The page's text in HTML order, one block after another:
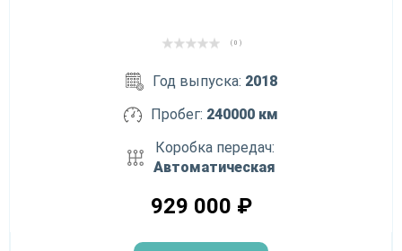
( 0 )
Год выпуска: 2018
Пробег: 240000 км
Коробка передач:
Автоматическая
929 000 ₽